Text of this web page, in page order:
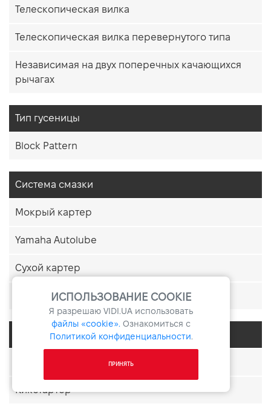
Телескопическая вилка
Телескопическая вилка перевернутого типа
Независимая на двух поперечных качающихся
рычагах
Тип гусеницы
Block Pattern
Система смазки
Мокрый картер
Yamaha Autolube
Сухой картер
Премикс
Система запуска
Кикстартер
ИСПОЛЬЗОВАНИЕ COOKIE
Я разрешаю VIDI.UA использовать
файлы «cookie». Ознакомиться с
Политикой конфиденциальности.
ПРИНЯТЬ